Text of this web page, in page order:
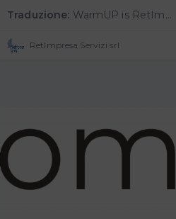
Traduzione: WarmUP is RetImpresa’s collaborative innovation incubator, designed to support startups and innovative SMEs with concrete technological solutions in pursuing growth opportunities and gaining market access. The program is based on th…
RetImpresa Servizi srl